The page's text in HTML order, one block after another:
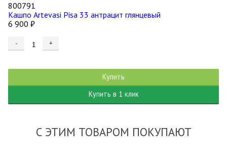
800791
Кашпо Artevasi Pisa 33 антрацит глянцевый
6 900 ₽
- +
Купить
Купить в 1 клик
С ЭТИМ ТОВАРОМ ПОКУПАЮТ